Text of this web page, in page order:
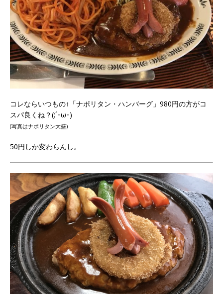
コレならいつもの↑「ナポリタン・ハンバーグ」980円の方がコ
スパ良くね？(;´･ω･)
(写真はナポリタン大盛)
50円しか変わらんし。